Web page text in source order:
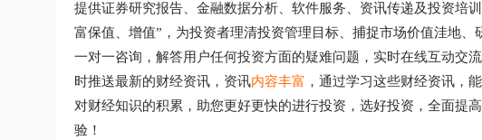
提供证券研究报告、金融数据分析、软件服务、资讯传递及投资培
富保值、增值”，为投资者理清投资管理目标、捕捉市场价值洼地、
一对一咨询，解答用户任何投资方面的疑难问题，实时在线互动交
时推送最新的财经资讯，资讯内容丰富 ，通过学习这些财经资讯，
对财经知识的积累，助您更好更快的进行投资，选好投资，全面提
验！